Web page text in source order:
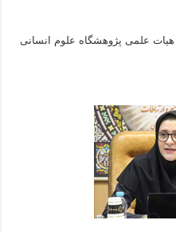
هیات علمی پژوهشگاه علوم انسانی